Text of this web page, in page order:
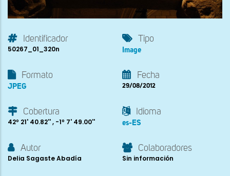
Identificador
50267_01_320n
Tipo
Image
Formato
JPEG
Fecha
29/08/2012
Cobertura
42º 21' 40.82'' , -1º 7' 49.00''
Idioma
es-ES
Autor
Delia Sagaste Abadía
Colaboradores
Sin información